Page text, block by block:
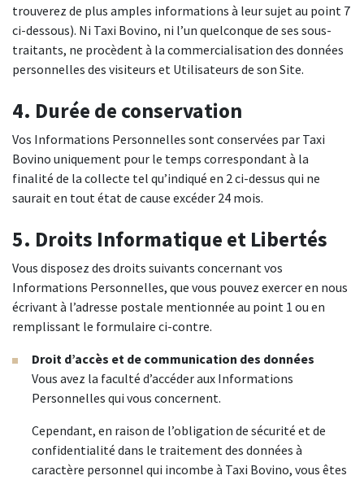
trouverez de plus amples informations à leur sujet au point 7
ci-dessous). Ni Taxi Bovino, ni l’un quelconque de ses sous-
traitants, ne procèdent à la commercialisation des données
personnelles des visiteurs et Utilisateurs de son Site.
4. Durée de conservation
Vos Informations Personnelles sont conservées par Taxi
Bovino uniquement pour le temps correspondant à la
finalité de la collecte tel qu’indiqué en 2 ci-dessus qui ne
saurait en tout état de cause excéder 24 mois.
5. Droits Informatique et Libertés
Vous disposez des droits suivants concernant vos
Informations Personnelles, que vous pouvez exercer en nous
écrivant à l’adresse postale mentionnée au point 1 ou en
remplissant le formulaire ci-contre.
Droit d’accès et de communication des données
Vous avez la faculté d’accéder aux Informations
Personnelles qui vous concernent.
Cependant, en raison de l’obligation de sécurité et de
confidentialité dans le traitement des données à
caractère personnel qui incombe à Taxi Bovino, vous êtes